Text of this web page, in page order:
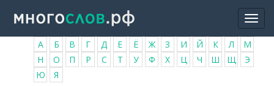
основному
содержанию
А Б В Г Д Е Ё Ж З И Й К Л
М
Н
О П Р С Т У Ф Х Ц Ч Ш Щ
Э
Ю
Я